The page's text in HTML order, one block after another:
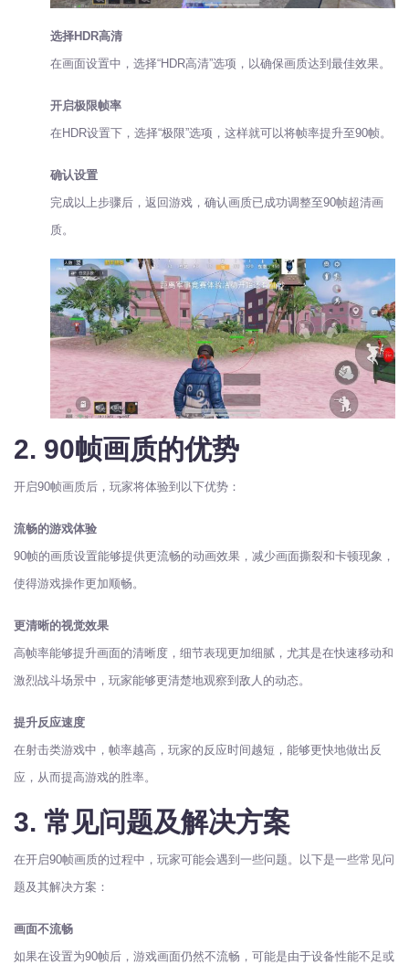
选择HDR高清
在画面设置中，选择“HDR高清”选项，以确保画质达到最佳效果。
开启极限帧率
在HDR设置下，选择“极限”选项，这样就可以将帧率提升至90帧。
确认设置
完成以上步骤后，返回游戏，确认画质已成功调整至90帧超清画
质。
2. 90帧画质的优势
开启90帧画质后，玩家将体验到以下优势：
流畅的游戏体验
90帧的画质设置能够提供更流畅的动画效果，减少画面撕裂和卡顿现象，
使得游戏操作更加顺畅。
更清晰的视觉效果
高帧率能够提升画面的清晰度，细节表现更加细腻，尤其是在快速移动和
激烈战斗场景中，玩家能够更清楚地观察到敌人的动态。
提升反应速度
在射击类游戏中，帧率越高，玩家的反应时间越短，能够更快地做出反
应，从而提高游戏的胜率。
3. 常见问题及解决方案
在开启90帧画质的过程中，玩家可能会遇到一些问题。以下是一些常见问
题及其解决方案：
画面不流畅
如果在设置为90帧后，游戏画面仍然不流畅，可能是由于设备性能不足或